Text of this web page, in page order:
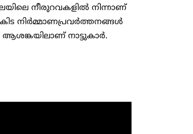
നീരുറവകളിൽ നിന്നാണ്
നിർമ്മാണപ്രവർത്തനങ്ങൾ
നാട്ടുകാർ.